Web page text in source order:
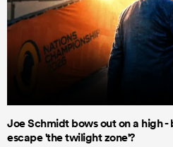
Joe Schmidt bows out on a high
escape 'the twilight zone'?